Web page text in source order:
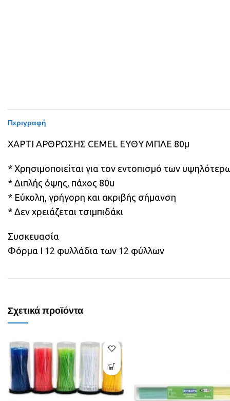
Περιγραφή
ΧΑΡΤΙ ΑΡΘΡΩΣΗΣ CEMEL ΕΥΘΥ ΜΠΛΕ 80μ
* Χρησιμοποιείται για τον εντοπισμό των
* Διπλής όψης, πάχος 80u
* Εύκολη, γρήγορη και ακριβής σήμανση
* Δεν χρειάζεται τσιμπιδάκι
Συσκευασία
Φόρμα I 12 φυλλάδια των 12 φύλλων
Σχετικά προϊόντα